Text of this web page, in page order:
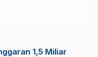
1,5 Miliar